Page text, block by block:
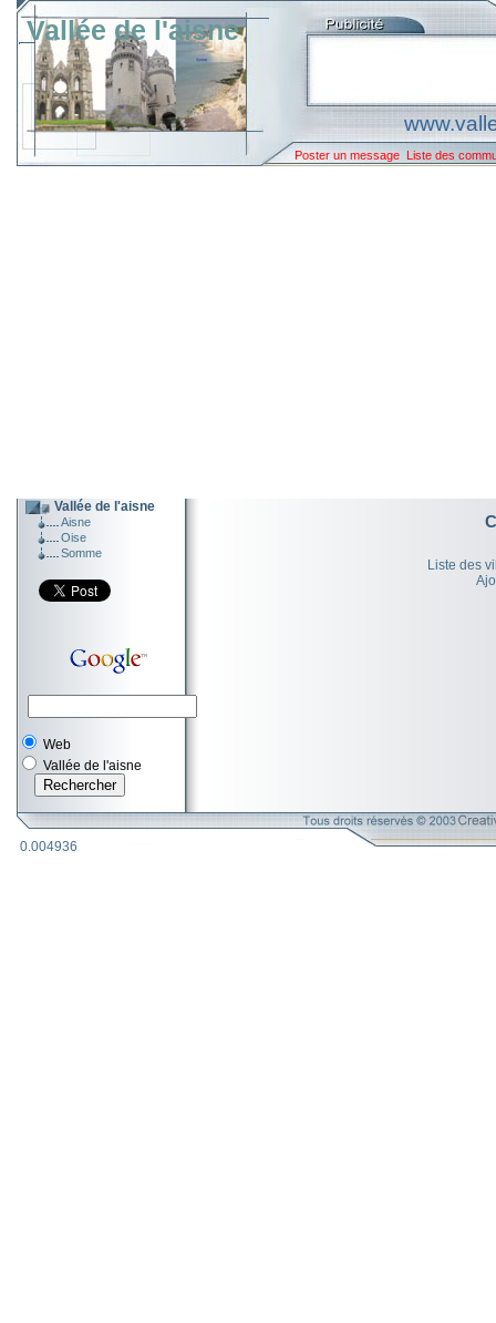
Vallée de l'aisne
Poster un message Liste des
Vallée de l'aisne
Aisne
Oise
Somme
Web
Vallée de l'aisne
Liste des
0.004936